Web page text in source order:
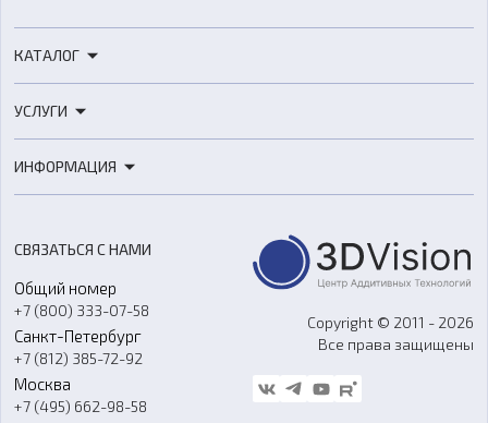
КАТАЛОГ
3D-сканеры
Расходные материалы
Оборудование и материалы для вакуумного литья
Аксессуары и прочее оборудование
Программное обеспечение
УСЛУГИ
3D-моделирование
Ремонт и услуги
ИНФОРМАЦИЯ
О компании
Контакты
Гос. закупки
Стать дилером
Блог
СВЯЗАТЬСЯ С НАМИ
Общий номер
+7 (800) 333-07-58
Санкт-Петербург
+7 (812) 385-72-92
Москва
+7 (495) 662-98-58
Copyright © 2011 - 2026
Все права защищены